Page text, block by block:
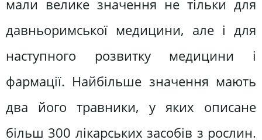
мали велике значення не тільки для
давньоримської медицини, але і для
наступного розвитку медицини і
фармації. Найбільше значення мають
два його травники, у яких описане
більш 300 лікарських засобів з рослин.